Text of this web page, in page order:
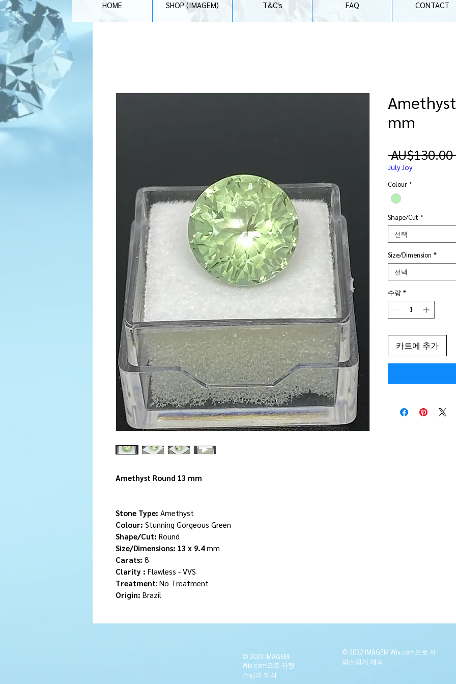
HOME SHOP (IMAGEM) T&C's FAQ CONTACT
Amethyst Round 13 mm
Stone Type: Amethyst
Colour: Stunning Gorgeous Green
Shape/Cut: Round
Size/Dimensions: 13 x 9.4mm
Carats: 8
Clarity : Flawless - VVS
Treatment: No Treatment
Origin: Brazil
mm
AU$130.00
July Joy
Colour *
Shape/Cut *
선택
Size/Dimension *
선택
수량 *
카트에 추가
© 2022 IMAGEM
Wix.com으로 자랑
스럽게 제작
© 2022 IMAGEM Wix.com으로 자
랑스럽게 제작